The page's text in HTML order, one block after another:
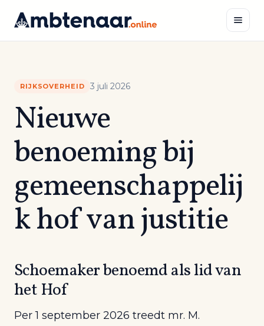
inhoud
RIJKSOVERHEID 3 juli 2026
Nieuwe
benoeming bij
gemeenschappelij
k hof van justitie
Schoemaker benoemd als lid van
het Hof
Per 1 september 2026 treedt mr. M.